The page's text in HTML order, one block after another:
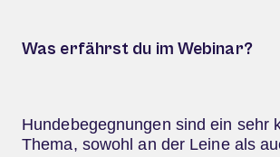
Was erfährst du im Webinar?
Hundebegegnungen sind ein sehr
Thema, sowohl an der Leine als